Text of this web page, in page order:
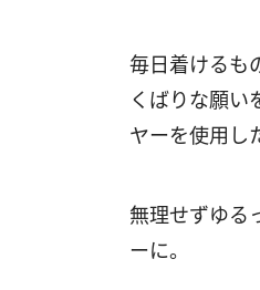
毎日着けるも
くばりな願い
ヤーを使用し
無理せずゆる
ーに。